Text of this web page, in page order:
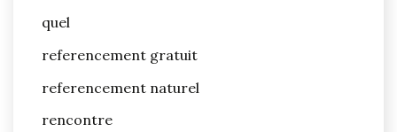
quel
referencement gratuit
referencement naturel
rencontre